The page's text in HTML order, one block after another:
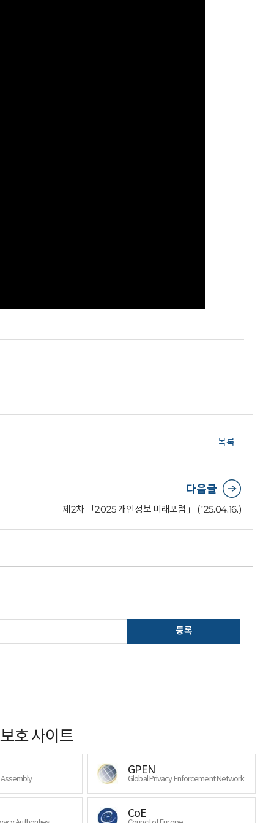
목록
다음글
제2차 「2025 개인정보 미래포럼」 ('25.04.16.)
등록
호 사이트
GPEN
Global Privacy Enforcement Network
CoE